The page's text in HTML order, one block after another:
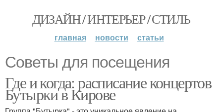
ДИЗАЙН / ИНТЕРЬЕР / СТИЛЬ
главная новости статьи
Советы для посещения
Где и когда: расписание концертов
Бутырки в Кирове